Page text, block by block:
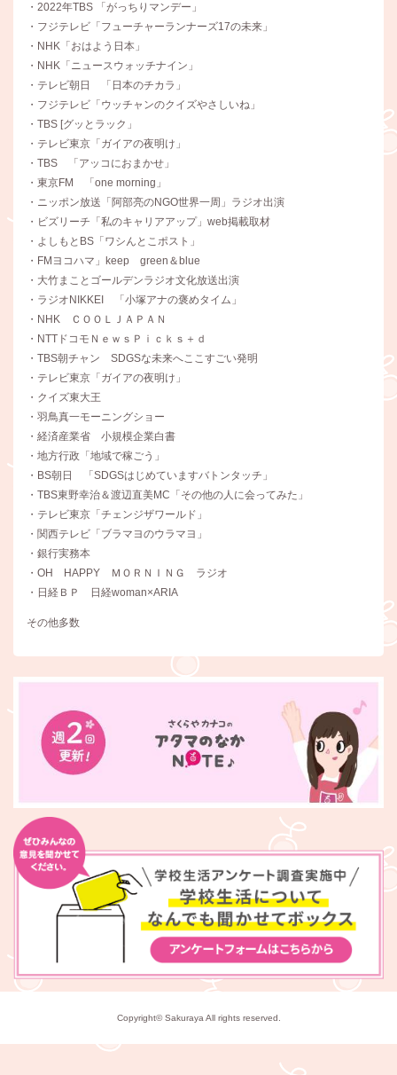
・2022年TBS 「がっちりマンデー」
・フジテレビ「フューチャーランナーズ17の未来」
・NHK「おはよう日本」
・NHK「ニュースウォッチナイン」
・テレビ朝日 「日本のチカラ」
・フジテレビ「ウッチャンのクイズやさしいね」
・TBS [グッとラック」
・テレビ東京「ガイアの夜明け」
・TBS 「アッコにおまかせ」
・東京FM 「one morning」
・ニッポン放送「阿部亮のNGO世界一周」ラジオ出演
・ビズリーチ「私のキャリアアップ」web掲載取材
・よしもとBS「ワシんとこポスト」
・FMヨコハマ」keep green＆blue
・大竹まことゴールデンラジオ文化放送出演
・ラジオNIKKEI 「小塚アナの褒めタイム」
・NHK ＣＯＯＬＪＡＰＡＮ
・NTTドコモＮｅｗｓＰｉｃｋｓ＋ｄ
・TBS朝チャン SDGSな未来へここすごい発明
・テレビ東京「ガイアの夜明け」
・クイズ東大王
・羽鳥真一モーニングショー
・経済産業省 小規模企業白書
・地方行政「地域で稼ごう」
・BS朝日 「SDGSはじめていますバトンタッチ」
・TBS東野幸治＆渡辺直美MC「その他の人に会ってみた」
・テレビ東京「チェンジザワールド」
・関西テレビ「ブラマヨのウラマヨ」
・銀行実務本
・OH HAPPY ＭＯＲＮＩＮＧ ラジオ
・日経ＢＰ 日経woman×ARIA
その他多数
Copyright© Sakuraya All rights reserved.